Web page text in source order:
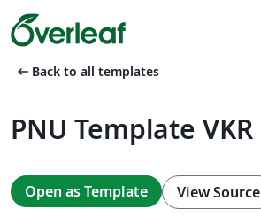
arrow_left_alt Back to all templates
PNU Template VKR
Open as Template View Source